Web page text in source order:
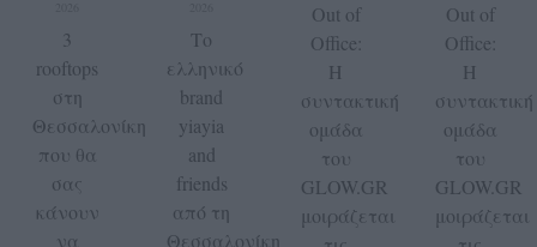
3
rooftops
στη
Θεσσαλονίκη
που θα
σας
κάνουν
να
Το
ελληνικό
brand
yiayia
and
friends
από τη
Θεσσαλονίκη
Out of
Office:
Η
συντακτική
ομάδα
του
GLOW.GR
μοιράζεται
Out of
Office:
Η
συντακτική
ομάδα
του
GLOW.GR
μοιράζεται